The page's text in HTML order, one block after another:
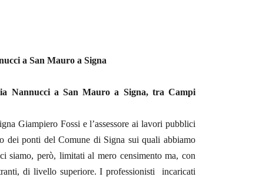
a San Mauro a Signa
Nannucci a San Mauro a Signa, tra Campi
Giampiero Fossi e l’assessore ai lavori pubblici
dei ponti del Comune di Signa sui quali abbiamo
però, limitati al mero censimento ma, con
di livello superiore. I professionisti incaricati